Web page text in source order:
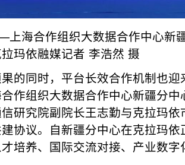
上海合作组织大数据合作中心新
玛依融媒记者 李浩然 摄
的同时，平台长效合作机制也
作组织大数据合作中心新疆分
研究院副院长王志勤与克拉玛
协议。自新疆分中心在克拉玛
培养、国际交流对接、产业数